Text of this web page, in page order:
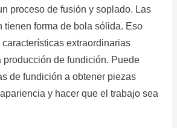
proceso de fusión y soplado. Las
tienen forma de bola sólida. Eso
extraordinarias
de fundición. Puede
de fundición a obtener piezas
y hacer que el trabajo sea